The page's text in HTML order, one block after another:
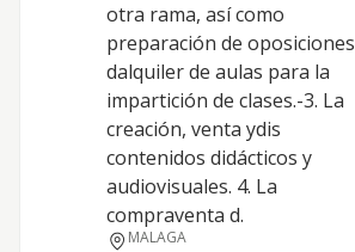
otra rama, así como
preparación de oposiciones
dalquiler de aulas para la
impartición de clases.-3. La
creación, venta ydis
contenidos didácticos y
audiovisuales. 4. La
compraventa d.
MALAGA